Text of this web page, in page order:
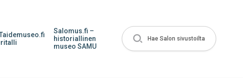
Salomus.fi –
historiallinen
museo SAMU
Hae Salon sivustoilta